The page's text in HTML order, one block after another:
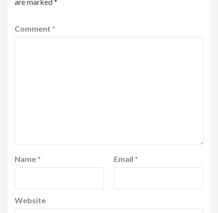
Comment *
Name * Email *
Website